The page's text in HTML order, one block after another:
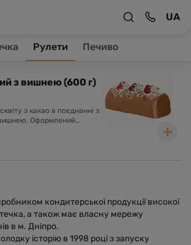
UA
Рулети Печиво
з вишнею (600 г)
з какао в поєднанні з
Оформлений
кондитерської продукції високої
а також має власну мережу
в м. Дніпро.
історію в 1998 році з запуску